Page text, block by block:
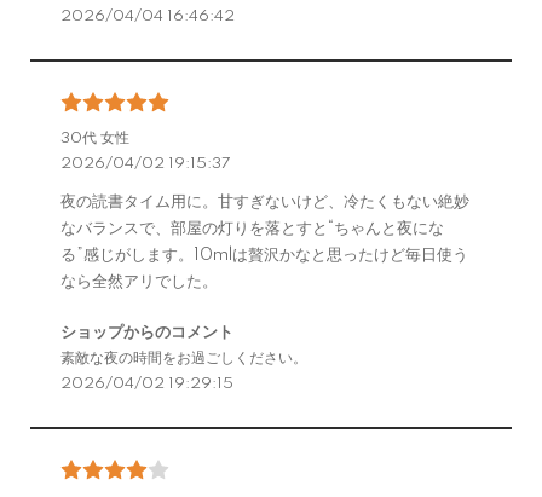
2026/04/04 16:46:42
30代 女性
2026/04/02 19:15:37
夜の読書タイム用に。甘すぎないけど、冷たくもない絶妙
なバランスで、部屋の灯りを落とすと“ちゃんと夜にな
る”感じがします。10mlは贅沢かなと思ったけど毎日使う
なら全然アリでした。
ショップからのコメント
素敵な夜の時間をお過ごしください。
2026/04/02 19:29:15